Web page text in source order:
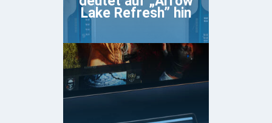
Lake Refresh” hin